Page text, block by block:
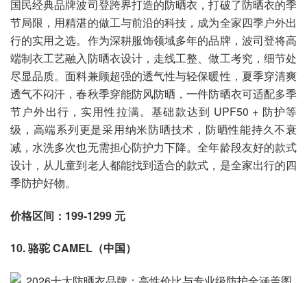
国民经典品牌波司登跨界打造的防晒衣，打破了防晒衣的季
节局限，用精湛的做工与前沿的科技，成为全家四季户外出
行的实用之选。作为深耕服饰领域多年的品牌，波司登将高
端制衣工艺融入防晒衣设计，走线工整、做工考究，细节处
尽显品质。面料兼顾超强的透气性与轻保暖性，夏季穿清爽
透气不闷汗，春秋季穿能防风防晒，一件防晒衣可适配多季
节户外出行，实用性拉满。基础款达到 UPF50 + 防护等
级，高端系列更是采用纳米防晒技术，防晒性能持久不衰
减，水洗多次也无需担心防护力下降。全年龄段友好的款式
设计，从儿童到老人都能找到适合的款式，是全家出行的四
季防护好物。
价格区间：199-1299 元
10. 骆驼 CAMEL（中国）